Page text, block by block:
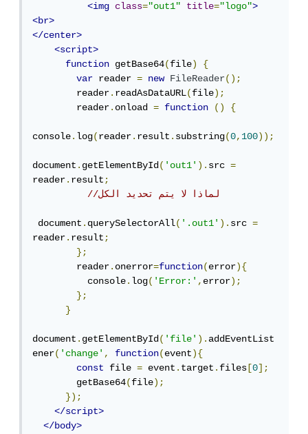
<img
class="out1" title="logo">
<br>
</center>
<script>
function getBase64(file)
{
var reader = new FileReader();
        reader
.readAsDataURL(file);
        reader
.onload = function () {
console.log(reader.result.substring(0,100));
document.getElementById('out1').src =
reader.result;
//لماذا لا يتم تحديد الكل
document.querySelectorAll('.out1').src =
reader.result;
};
        reader
.onerror=function(error){
          console
.log('Error:',error);
};
}
document.getElementById('file').addEventList
ener('change', function(event){
const
file = event.target.files [0];
        getBase64
(file);
});
</script>
</body>